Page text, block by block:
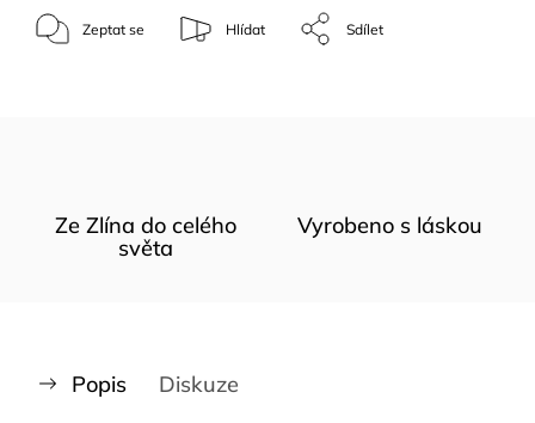
Zeptat se Hlídat Sdílet
Ze Zlína do celého
světa
Vyrobeno s láskou
Popis Diskuze